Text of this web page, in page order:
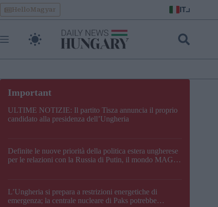
Skip
to
content
HelloMagyar IT
ULTIME NOTIZIE: Il partito Tisza annuncia il proprio
candidato alla presidenza dell’Ungheria
Definite le nuove priorità della politica estera ungherese
per le relazioni con la Russia di Putin, il mondo MAGA,
L’Ungheria si prepara a restrizioni energetiche di
emergenza; la centrale nucleare di Paks potrebbe